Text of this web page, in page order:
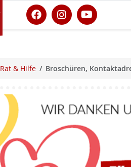
Rat & Hilfe Broschüren,